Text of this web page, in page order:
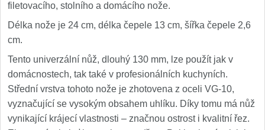
filetovacího, stolního a domácího nože.
Délka nože je 24 cm, délka čepele 13 cm, šířka čepele 2,6
cm.
Tento univerzální nůž, dlouhý 130 mm, lze použít jak v
domácnostech, tak také v profesionálních kuchyních.
Střední vrstva tohoto nože je zhotovena z oceli VG-10,
vyznačující se vysokým obsahem uhlíku. Díky tomu má nůž
vynikající krájecí vlastnosti – značnou ostrost i kvalitní řez.